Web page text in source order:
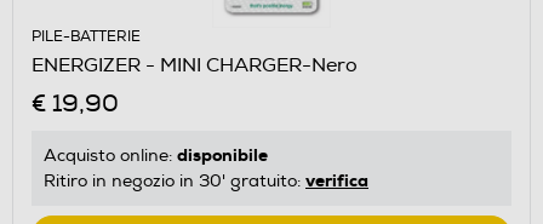
PILE-BATTERIE
ENERGIZER - MINI CHARGER-Nero
€ 19,90
Acquisto online: disponibile
Ritiro in negozio in 30' gratuito: verifica